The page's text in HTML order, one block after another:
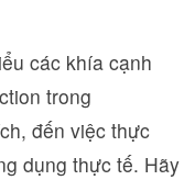
các khía cạnh
trong
đến việc thực
dụng thực tế. Hãy